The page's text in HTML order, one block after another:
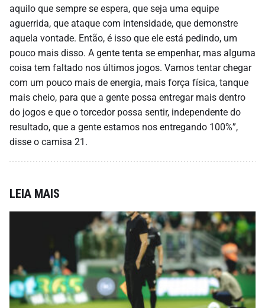
aquilo que sempre se espera, que seja uma equipe
aguerrida, que ataque com intensidade, que demonstre
aquela vontade. Então, é isso que ele está pedindo, um
pouco mais disso. A gente tenta se empenhar, mas alguma
coisa tem faltado nos últimos jogos. Vamos tentar chegar
com um pouco mais de energia, mais força física, tanque
mais cheio, para que a gente possa entregar mais dentro
do jogos e que o torcedor possa sentir, independente do
resultado, que a gente estamos nos entregando 100%”,
disse o camisa 21.
LEIA MAIS